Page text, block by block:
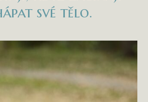
své tělo.